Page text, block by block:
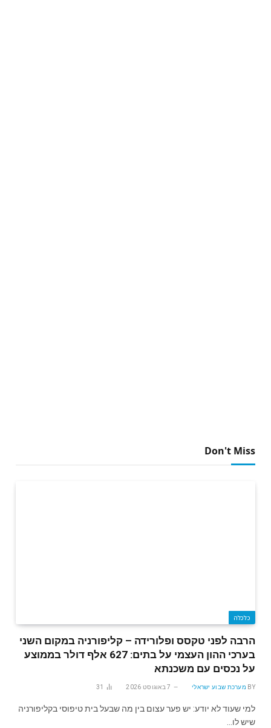
Don't Miss
כלכלה
הרבה לפני טקסס ופלורידה – קליפורניה במקום השני
בערכי ההון העצמי על בתים: 627 אלף דולר בממוצע
על נכסים עם משכנתא
BY מערכת שבוע ישראלי 7 באוגוסט 2026 31
למי שעוד לא יודע: יש פער עצום בין מה שבעל בית טיפוסי בקליפורניה
שיש לו…